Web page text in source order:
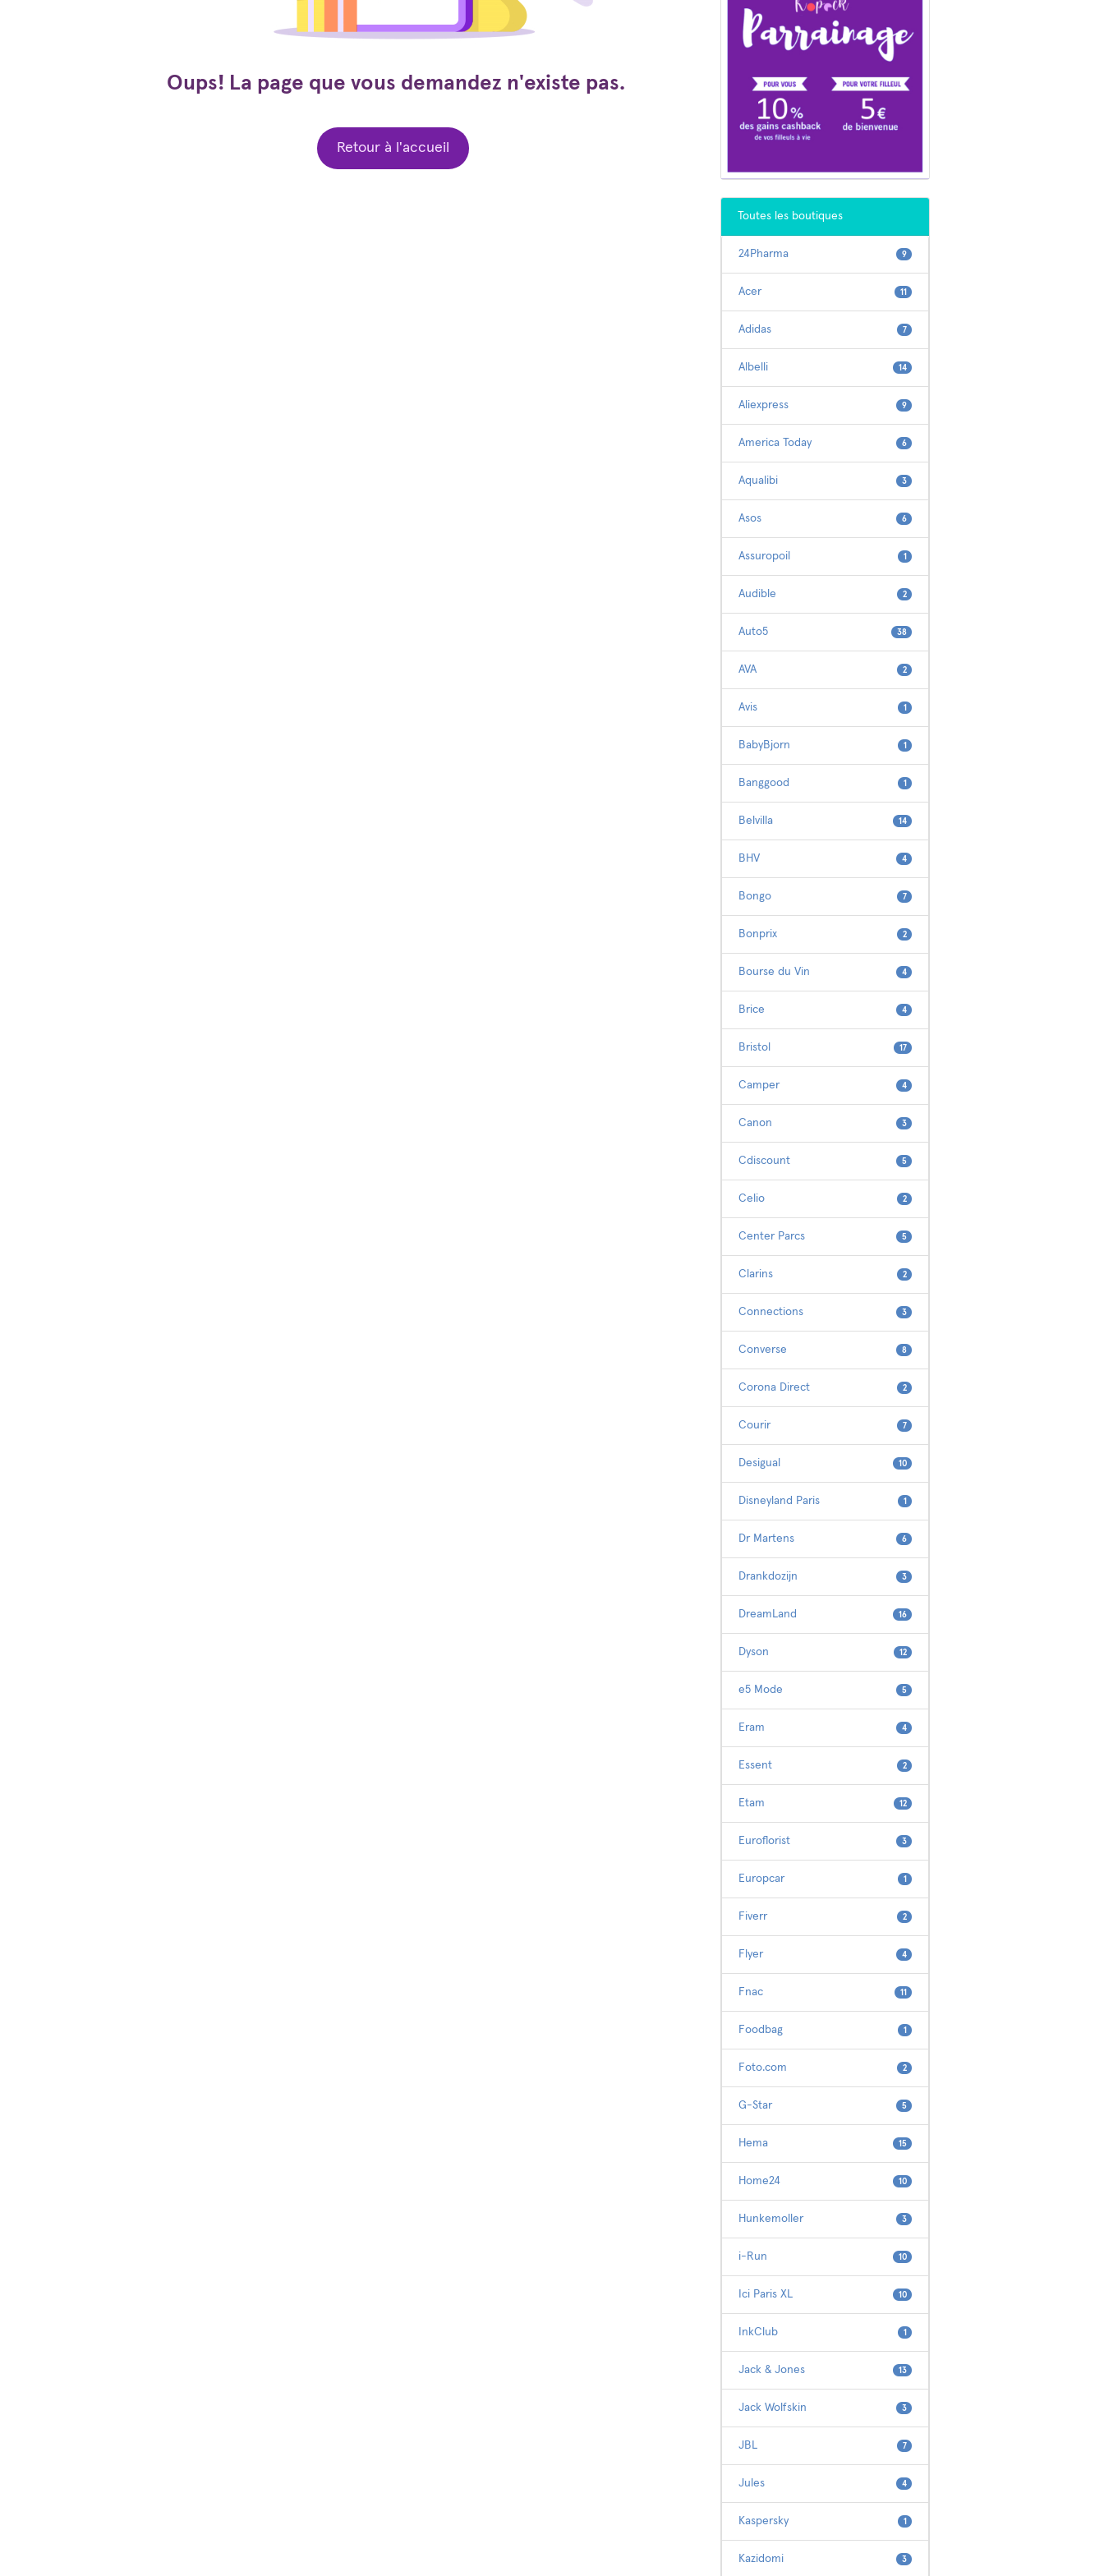
Oups! La page que vous demandez n'existe pas.
Retour à l'accueil
Toutes les boutiques
24Pharma 9
Acer 11
Adidas 7
Albelli 14
Aliexpress 9
America Today 6
Aqualibi 3
Asos 6
Assuropoil 1
Audible 2
Auto5 38
AVA 2
Avis 1
BabyBjorn 1
Banggood 1
Belvilla 14
BHV 4
Bongo 7
Bonprix 2
Bourse du Vin 4
Brice 4
Bristol 17
Camper 4
Canon 3
Cdiscount 5
Celio 2
Center Parcs 5
Clarins 2
Connections 3
Converse 8
Corona Direct 2
Courir 7
Desigual 10
Disneyland Paris 1
Dr Martens 6
Drankdozijn 3
DreamLand 16
Dyson 12
e5 Mode 5
Eram 4
Essent 2
Etam 12
Euroflorist 3
Europcar 1
Fiverr 2
Flyer 4
Fnac 11
Foodbag 1
Foto.com 2
G-Star 5
Hema 15
Home24 10
Hunkemoller 3
i-Run 10
Ici Paris XL 10
InkClub 1
Jack & Jones 13
Jack Wolfskin 3
JBL 7
Jules 4
Kaspersky 1
Kazidomi 3